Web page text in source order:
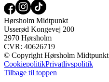
Hørsholm Midtpunkt
Usserød Kongevej 200
2970 Hørsholm
CVR: 40626719
© Copyright Hørsholm Midtpunkt
CookiepolitikPrivatlivspolitik
Tilbage til toppen